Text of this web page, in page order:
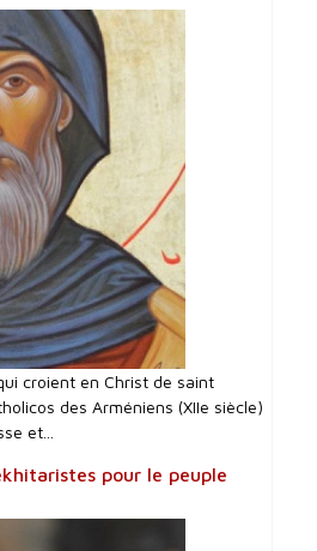
croient en Christ de saint
des Arméniens (XIIe siècle)
et...
pour le peuple